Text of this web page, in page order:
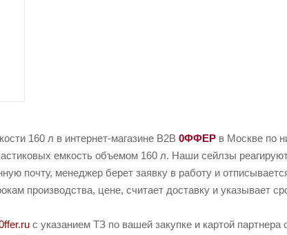
160 л в интернет-магазине B2B 0ФФЕР в Москве по
емкость объемом 160 л. Наши сейлзы
почту, менеджер берет заявку в работу и
производства, цене, считает доставку и указывает
с указанием ТЗ по вашей закупке и картой